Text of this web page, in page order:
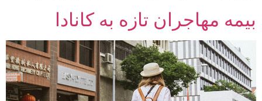
بیمه مهاجران تازه به کانادا